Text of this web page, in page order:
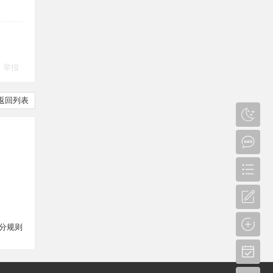
举报
回列表
规则